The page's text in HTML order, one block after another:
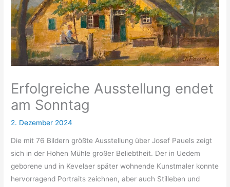
Erfolgreiche Ausstellung endet
am Sonntag
2. Dezember 2024
Die mit 76 Bildern größte Ausstellung über Josef Pauels zeigt
sich in der Hohen Mühle großer Beliebtheit. Der in Uedem
geborene und in Kevelaer später wohnende Kunstmaler konnte
hervorragend Portraits zeichnen, aber auch Stilleben und